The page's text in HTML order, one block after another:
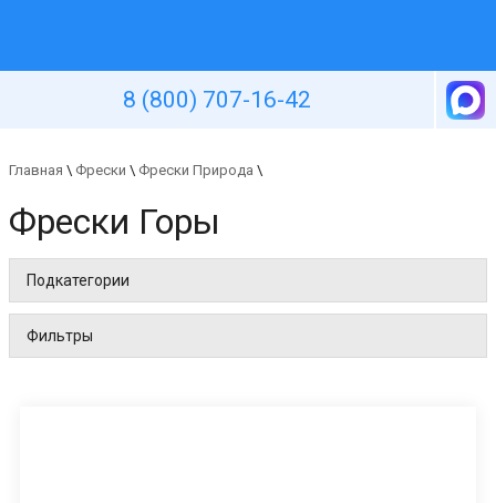
8 (800) 707-16-42
Главная \ Фрески \ Фрески Природа \
Фрески Горы
Подкатегории
Фильтры